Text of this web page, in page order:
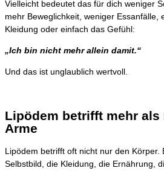
Vielleicht bedeutet das für dich weniger
mehr Beweglichkeit, weniger Essanfälle,
Kleidung oder einfach das Gefühl:
„Ich bin nicht mehr allein damit.“
Und das ist unglaublich wertvoll.
Lipödem betrifft mehr als
Arme
Lipödem betrifft oft nicht nur den Körper.
Selbstbild, die Kleidung, die Ernährung,